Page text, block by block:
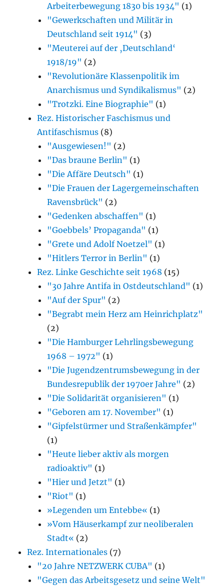
Arbeiterbewegung 1830 bis 1934" (1)
"Gewerkschaften und Militär in
Deutschland seit 1914" (3)
"Meuterei auf der ‚Deutschland‘
1918/19" (2)
"Revolutionäre Klassenpolitik im
Anarchismus und Syndikalismus" (2)
"Trotzki. Eine Biographie" (1)
Rez. Historischer Faschismus und
Antifaschismus (8)
"Ausgewiesen!" (2)
"Das braune Berlin" (1)
"Die Affäre Deutsch" (1)
"Die Frauen der Lagergemeinschaften
Ravensbrück" (2)
"Gedenken abschaffen" (1)
"Goebbels’ Propaganda" (1)
"Grete und Adolf Noetzel" (1)
"Hitlers Terror in Berlin" (1)
Rez. Linke Geschichte seit 1968 (15)
"30 Jahre Antifa in Ostdeutschland" (1)
"Auf der Spur" (2)
"Begrabt mein Herz am Heinrichplatz"
(2)
"Die Hamburger Lehrlingsbewegung
1968 – 1972" (1)
"Die Jugendzentrumsbewegung in der
Bundesrepublik der 1970er Jahre" (2)
"Die Solidarität organisieren" (1)
"Geboren am 17. November" (1)
"Gipfelstürmer und Straßenkämpfer"
(1)
"Heute lieber aktiv als morgen
radioaktiv" (1)
"Hier und Jetzt" (1)
"Riot" (1)
»Legenden um Entebbe« (1)
»Vom Häuserkampf zur neoliberalen
Stadt« (2)
Rez. Internationales (7)
"20 Jahre NETZWERK CUBA" (1)
"Gegen das Arbeitsgesetz und seine Welt"